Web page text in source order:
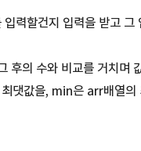
력할건지 입력을 받고 그
의 수와 비교를 거치며
댓값을, min은 arr배열의